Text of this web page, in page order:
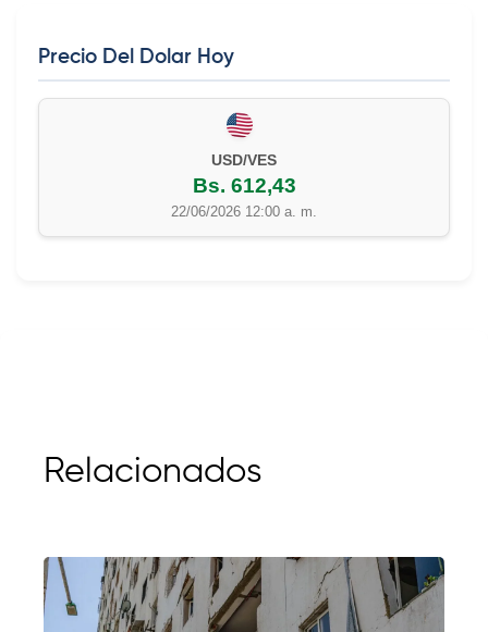
Precio Del Dolar Hoy
USD/VES
Bs. 612,43
22/06/2026 12:00 a. m.
Relacionados